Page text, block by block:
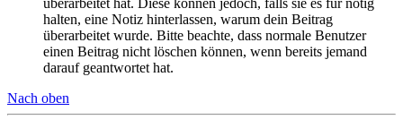
halten, eine Notiz hinterlassen, warum dein Beitrag
überarbeitet wurde. Bitte beachte, dass normale Benutzer
einen Beitrag nicht löschen können, wenn bereits jemand
darauf geantwortet hat.
Nach oben